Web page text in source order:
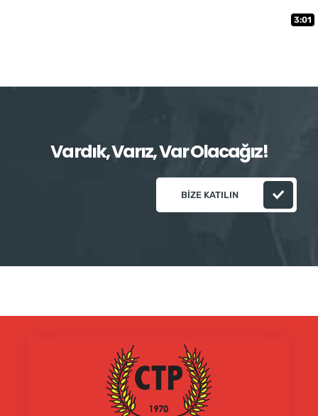
3:01
Vardık, Varız, Var Olacağız!
BIZE KATILIN